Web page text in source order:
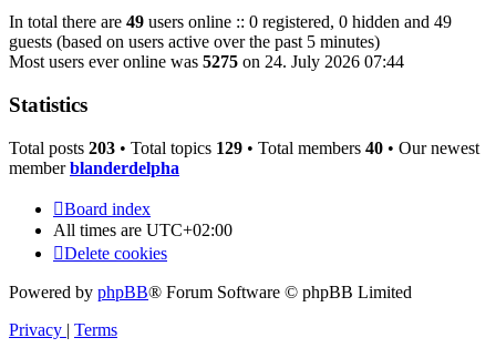
In total there are 49 users online :: 0 registered, 0 hidden and 49
guests (based on users active over the past 5 minutes)
Most users ever online was 5275 on 24. July 2026 07:44
Statistics
Total posts 203 • Total topics 129 • Total members 40 • Our newest
memberblanderdelpha
Board index
All times are UTC+02:00
Delete cookies
Powered by phpBB® Forum Software © phpBB Limited
Privacy | Terms